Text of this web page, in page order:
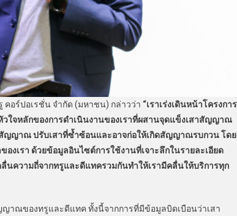
อร์ปอเรชั่น จำกัด (มหาชน) กล่าวว่า “เราเร่งเดินหน้าโครงการ
วใจหลักของการดำเนินงานของเราที่ผสานจุดแข็งเสาสัญญาณ
ญญาณ ปรับเสาที่ซ้ำซ้อนและอาจก่อให้เกิดสัญญาณรบกวน โดย
เรา ด้วยข้อมูลอินไซต์การใช้งานที่เจาะลึกในรายละเอียด
ความถี่จากทรูและดีแทครวมกันทำให้เรามีคลื่นให้บริการทุก
าณของทรูและดีแทค ทั้งนี้จากการที่มีข้อมูลบิดเบือนว่าเสา